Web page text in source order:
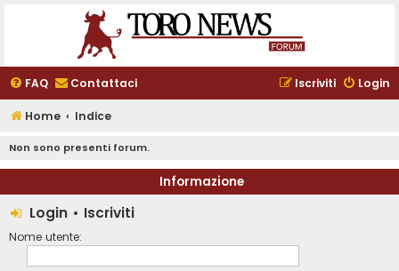
FAQ Contattaci Login
Iscriviti
Home Indice
Non sono presenti forum.
Informazione
Login • Iscriviti
Nome utente: